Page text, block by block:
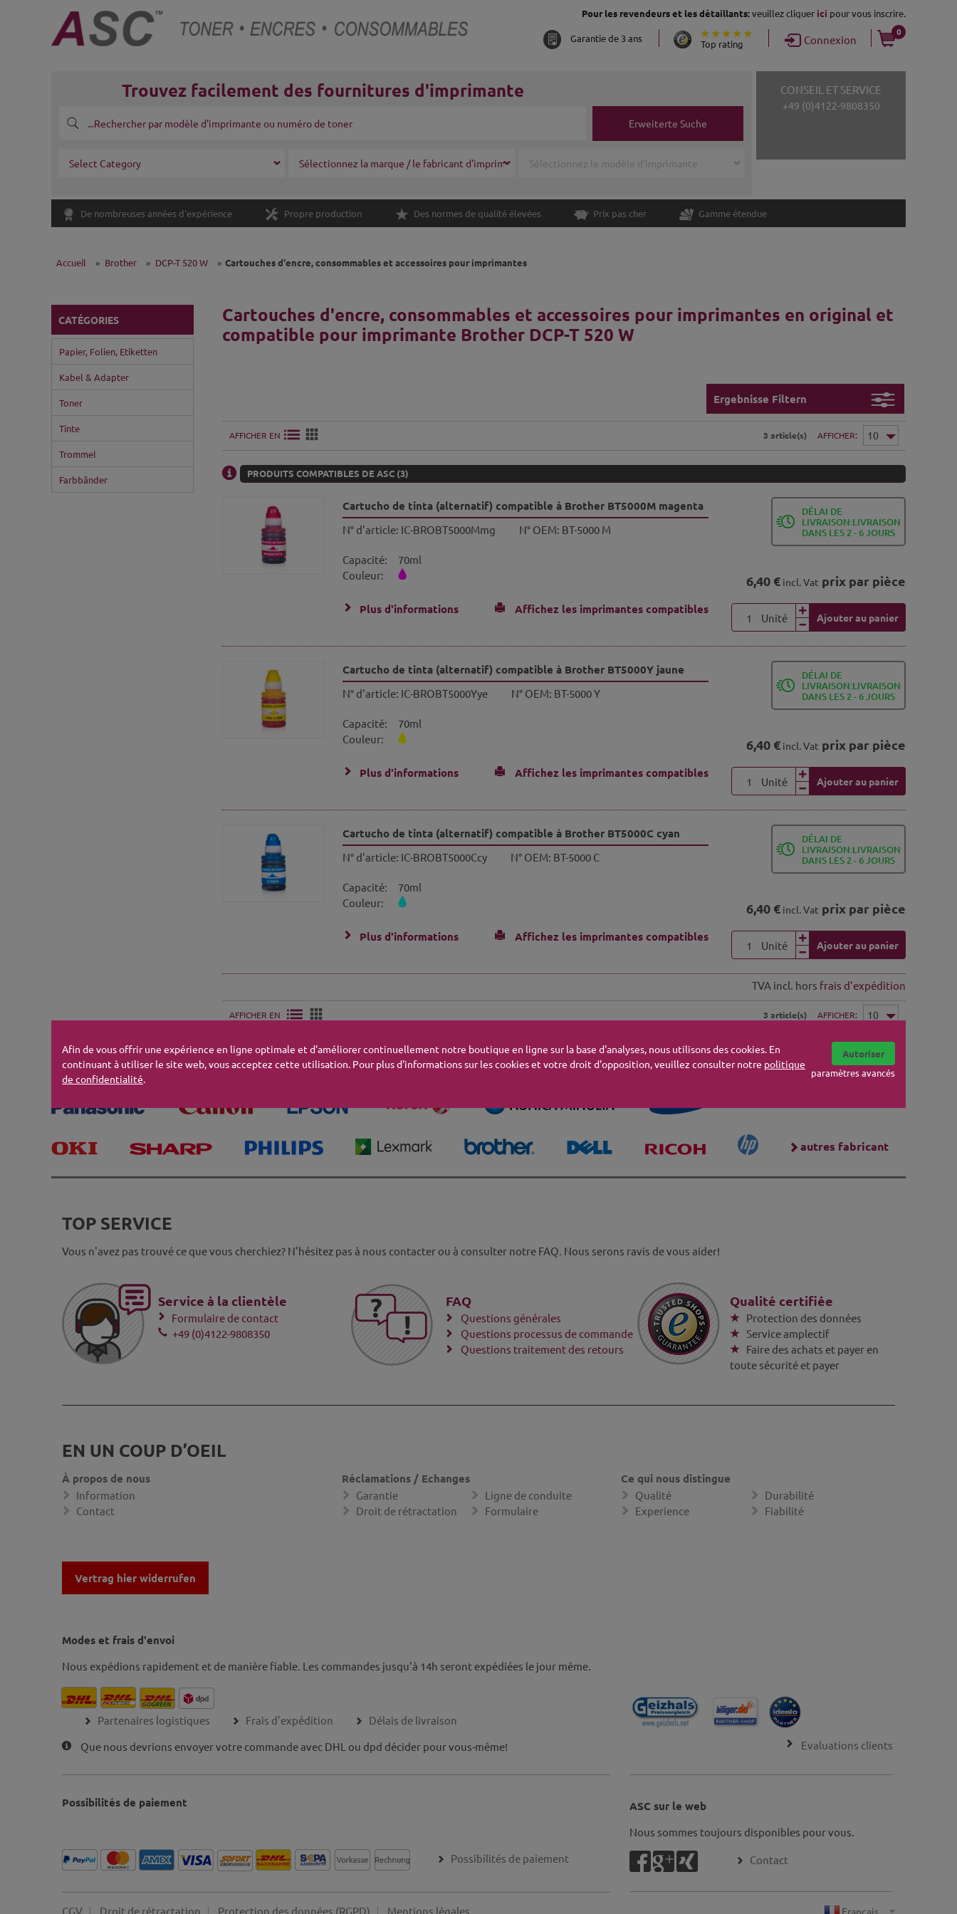
Pour les revendeurs et les détaillants:veuillez cliquer ici pour vous inscrire.
Garantie de 3 ans Top rating Connexion
0
Trouvez facilement des fournitures d'imprimante
Erweiterte Suche
CONSEIL ET SERVICE
+49 (0)4122-9808350
De nombreuses années d'expérience Propre production Des normes de qualité élevées Prix pas cher Gamme étendue
Accueil » Brother » DCP-T 520 W » Cartouches d'encre, consommables et accessoires pour imprimantes
CATÉGORIES
Papier, Folien, Etiketten
Kabel & Adapter
Toner
Tinte
Trommel
Farbbänder
Cartouches d'encre, consommables et accessoires pour imprimantes en original et
compatible pour imprimante Brother DCP-T 520 W
Ergebnisse Filtern
AFFICHER EN 3 article(s) AFFICHER
PRODUITS COMPATIBLES DE ASC (3)
Cartucho de tinta (alternatif) compatible à Brother BT5000M magenta
N° d'article: IC-BROBT5000Mmg N° OEM: BT-5000 M
Capacité:
70ml
Couleur:
Plus d'informations Affichez les imprimantes compatibles
DÉLAI DE
LIVRAISON:LIVRAISON
DANS LES 2 - 6 JOURS
6,40 € incl. Vat prix par pièce
Unité Ajouter au panier
Cartucho de tinta (alternatif) compatible à Brother BT5000Y jaune
N° d'article: IC-BROBT5000Yye N° OEM: BT-5000 Y
Capacité:
70ml
Couleur:
Plus d'informations Affichez les imprimantes compatibles
DÉLAI DE
LIVRAISON:LIVRAISON
DANS LES 2 - 6 JOURS
6,40 € incl. Vat prix par pièce
Unité Ajouter au panier
Cartucho de tinta (alternatif) compatible à Brother BT5000C cyan
N° d'article: IC-BROBT5000Ccy N° OEM: BT-5000 C
Capacité:
70ml
Couleur:
Plus d'informations Affichez les imprimantes compatibles
DÉLAI DE
LIVRAISON:LIVRAISON
DANS LES 2 - 6 JOURS
6,40 € incl. Vat prix par pièce
Unité Ajouter au panier
TVA incl. hors frais d'expédition
AFFICHER EN 3 article(s) AFFICHER
autres fabricant
TOP SERVICE
Vous n'avez pas trouvé ce que vous cherchiez? N'hésitez pas à nous contacter ou à consulter notre FAQ. Nous serons ravis de vous aider!
Service à la clientèle
Formulaire de contact
+49 (0)4122-9808350
FAQ
Questions générales
Questions processus de commande
Questions traitement des retours
Qualité certifiée
Protection des données
Service amplectif
Faire des achats et payer en
toute sécurité et payer
EN UN COUP D’OEIL
À propos de nous
Information
Contact
Réclamations / Echanges
Garantie
Droit de rétractation
Ligne de conduite
Formulaire
Ce qui nous distingue
Qualité
Experience
Durabilité
Fiabilité
Vertrag hier widerrufen
Modes et frais d'envoi
Nous expédions rapidement et de manière fiable. Les commandes jusqu'à 14h seront expédiées le jour même.
Partenaires logistiques Frais d'expédition
Délais de livraison
Que nous devrions envoyer votre commande avec DHL ou dpd décider pour vous-même!
Evaluations clients
Possibilités de paiement
Possibilités de paiement
ASC sur le web
Nous sommes toujours disponibles pour vous.
Contact
CGV Droit de rétractation Protection des données (RGPD) Mentions légales
Autoriser
paramètres avancés
Afin de vous offrir une expérience en ligne optimale et d'améliorer continuellement notre boutique en ligne sur la base d'analyses, nous utilisons des cookies. En
continuant à utiliser le site web, vous acceptez cette utilisation. Pour plus d'informations sur les cookies et votre droit d'opposition, veuillez consulter notre politique
de confidentialité.